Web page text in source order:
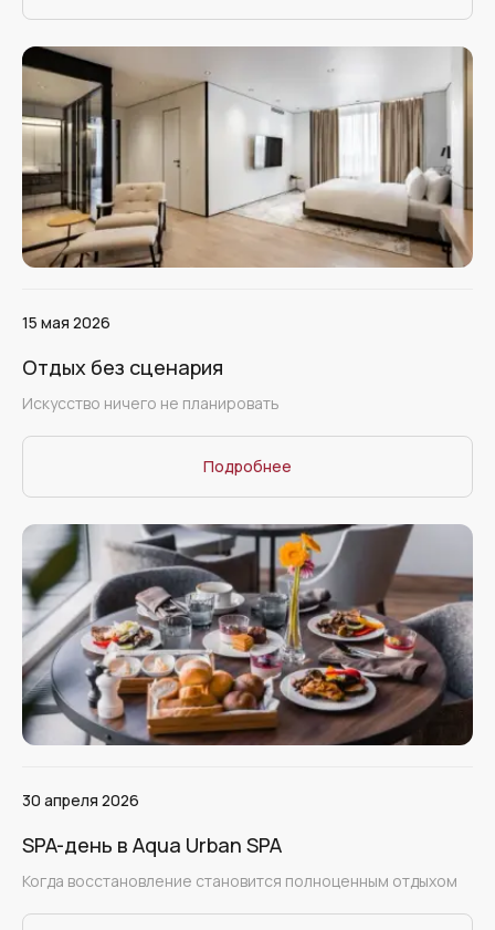
15 мая 2026
Отдых без сценария
Искусство ничего не планировать
Подробнее
30 апреля 2026
SPA-день в Aqua Urban SPA
Когда восстановление становится полноценным отдыхом